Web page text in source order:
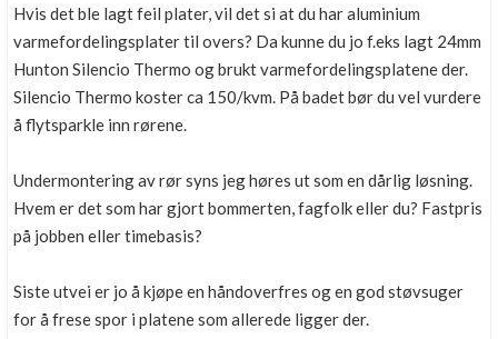
Hvis det ble lagt feil plater, vil det si at du har aluminium
varmefordelingsplater til overs? Da kunne du jo f.eks lagt 24mm
Hunton Silencio Thermo og brukt varmefordelingsplatene der.
Silencio Thermo koster ca 150/kvm. På badet bør du vel vurdere
å flytsparkle inn rørene.
Undermontering av rør syns jeg høres ut som en dårlig løsning.
Hvem er det som har gjort bommerten, fagfolk eller du? Fastpris
på jobben eller timebasis?
Siste utvei er jo å kjøpe en håndoverfres og en god støvsuger
for å frese spor i platene som allerede ligger der.